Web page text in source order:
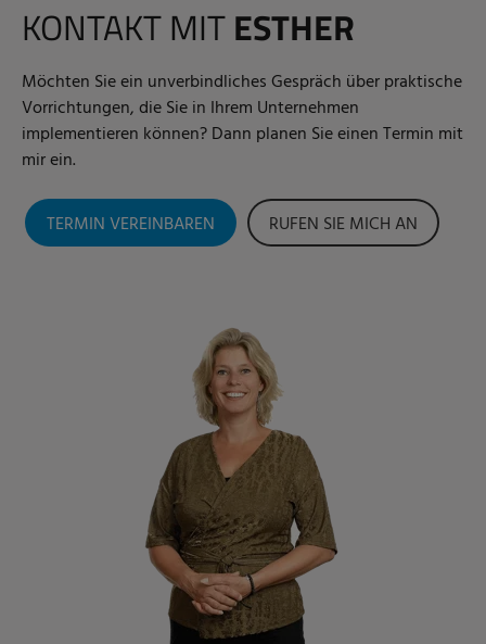
KONTAKT MITESTHER
Möchten Sie ein unverbindliches Gespräch über praktische
Vorrichtungen, die Sie in Ihrem Unternehmen
implementieren können? Dann planen Sie einen Termin mit
mir ein.
TERMIN VEREINBAREN RUFEN SIE MICH AN